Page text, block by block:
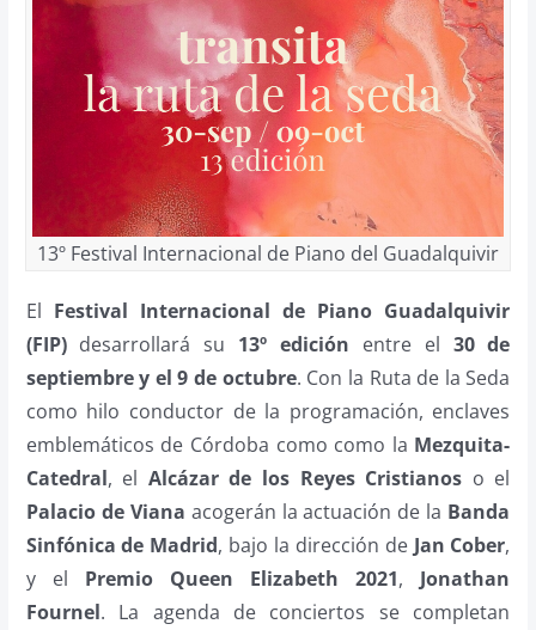
13º Festival Internacional de Piano del Guadalquivir
El Festival Internacional de Piano Guadalquivir
(FIP)desarrollará su 13º edición entre el 30 de
septiembre y el 9 de octubre. Con la Ruta de la Seda
como hilo conductor de la programación, enclaves
emblemáticos de Córdoba como como la Mezquita-
Catedral, el Alcázar de los Reyes Cristianos o el
Palacio de Viana acogerán la actuación de la Banda
Sinfónica de Madrid, bajo la dirección de Jan Cober,
y el Premio Queen Elizabeth 2021, Jonathan
Fournel. La agenda de conciertos se completan